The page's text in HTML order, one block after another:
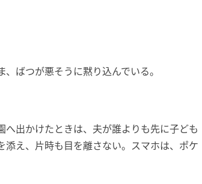
ばつが悪そうに黙り込んでいる。
出かけたときは、夫が誰よりも先に子ども
え、片時も目を離さない。スマホは、ポケ